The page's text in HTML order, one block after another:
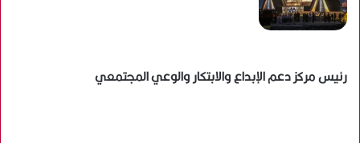
رئيس مركز دعم الإبداع والابتكار والوعي المجتمعي